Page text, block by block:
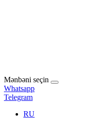
Mənbəni seçin
Whatsapp
Telegram
RU